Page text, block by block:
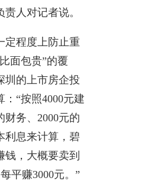
人对记者说。
定程度上防止重
面包贵”的覆
圳的上市房企投
“按照4000元建
财务、2000元的
利息来计算，碧
钱，大概要卖到
平赚3000元。”